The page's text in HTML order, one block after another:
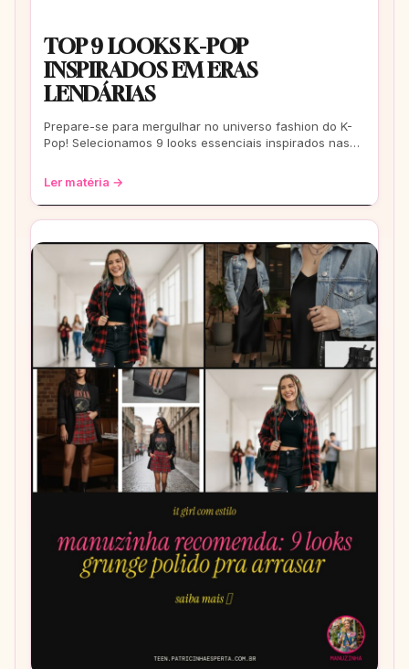
TOP 9 LOOKS K-POP
INSPIRADOS EM ERAS
LENDÁRIAS
Prepare-se para mergulhar no universo fashion do K-
Pop! Selecionamos 9 looks essenciais inspirados nas
Ler matéria →